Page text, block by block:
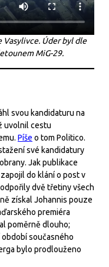
Vasylivce. Úder byl dle
MiG-29.
svou kandidaturu na
uvolnil cestu
Píše o tom Politico.
své kandidatury
Jak publikace
do klání o post v
dvě třetiny všech
získal Johannis pouze
premiéra
poměrně dlouho;
současného
bylo prodlouženo